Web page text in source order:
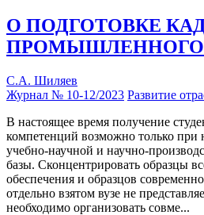
О ПОДГОТОВКЕ
ПРОМЫШЛЕННОГО
С.А. Шиляев
Журнал № 10-12/2023 Развитие
В настоящее время получение
компетенций возможно только при
учебно-научной и научно-
базы. Сконцентрировать образцы
обеспечения и образцов
отдельно взятом вузе не
необходимо организовать совме...